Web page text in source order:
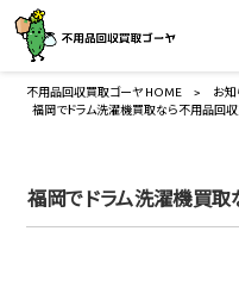
不用品回収買取ゴーヤ HOME > お知
福岡でドラム洗濯機買取なら不用品回
福岡でドラム洗濯機買